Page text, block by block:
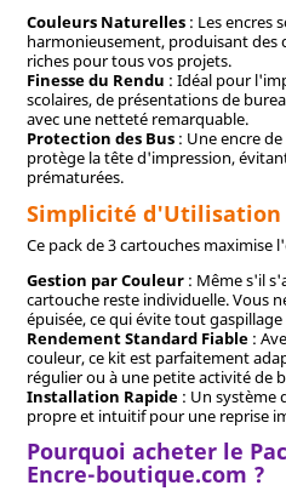
Couleurs Naturelles: Les encres
harmonieusement, produisant des
riches pour tous vos projets.
Finesse du Rendu : Idéal pour
scolaires, de présentations de
avec une netteté remarquable.
Protection des Bus: Une encre
protège la tête d'impression,
prématurées.
Simplicité
Ce pack de 3 cartouches
Gestion par Couleur: Même s'il
cartouche reste individuelle. Vous
épuisée, ce qui évite tout
Rendement Standard Fiable:
couleur, ce kit est parfaitement
régulier ou à une petite activité de
Installation Rapide: Un système
propre et intuitif pour une reprise
Pourquoi acheter le
Encre-boutique.com ?